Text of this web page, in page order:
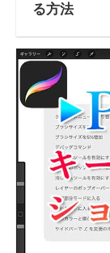
る方法